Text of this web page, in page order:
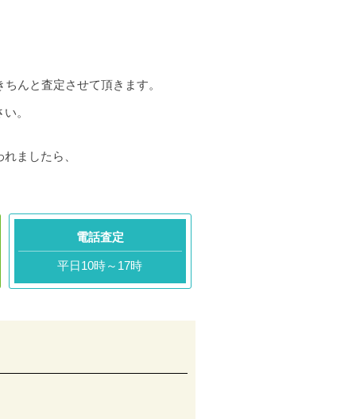
んと査定させて頂きます。
。
ましたら、
電話査定
平日10時～17時